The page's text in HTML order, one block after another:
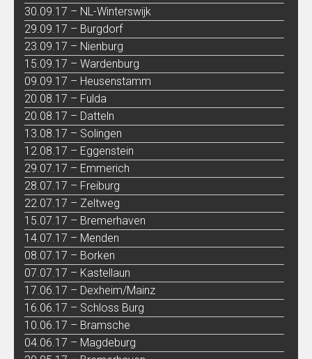
30.09.17 – NL-Winterswijk
29.09.17 – Burgdorf
23.09.17 – Nienburg
15.09.17 – Wardenburg
09.09.17 – Heusenstamm
20.08.17 – Fulda
20.08.17 – Datteln
13.08.17 – Solingen
12.08.17 – Eggenstein
29.07.17 – Emmerich
28.07.17 – Freiburg
22.07.17 – Zeltweg
15.07.17 – Bremerhaven
14.07.17 – Menden
08.07.17 – Borken
07.07.17 – Kastellaun
17.06.17 – Dexheim/Mainz
16.06.17 – Schloss Burg
10.06.17 – Bramsche
04.06.17 – Magdeburg